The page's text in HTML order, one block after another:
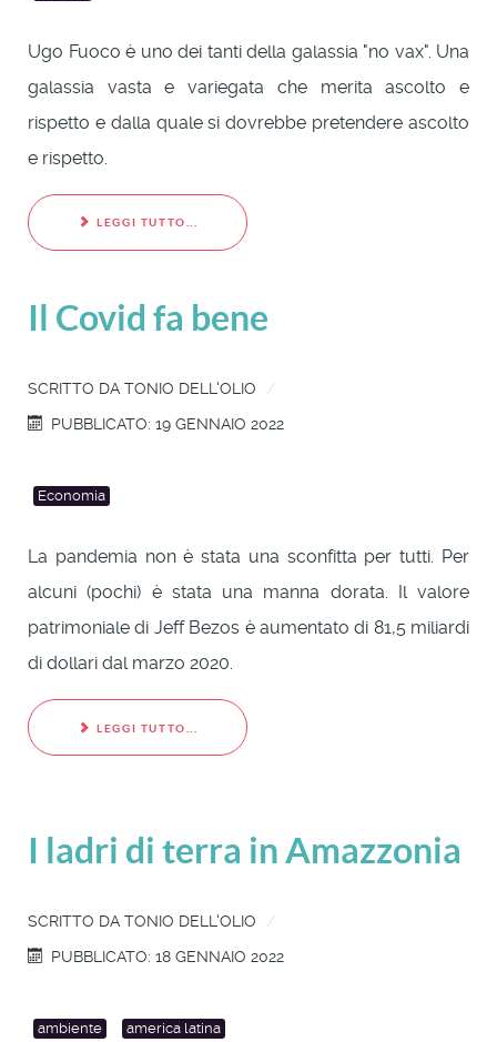
Ugo Fuoco è uno dei tanti della galassia "no vax". Una
galassia vasta e variegata che merita ascolto e
rispetto e dalla quale si dovrebbe pretendere ascolto
e rispetto.
LEGGI TUTTO...
Il Covid fa bene
SCRITTO DA TONIO DELL'OLIO
PUBBLICATO: 19 GENNAIO 2022
Economia
La pandemia non è stata una sconfitta per tutti. Per
alcuni (pochi) è stata una manna dorata. Il valore
patrimoniale di Jeff Bezos è aumentato di 81,5 miliardi
di dollari dal marzo 2020.
LEGGI TUTTO...
I ladri di terra in Amazzonia
SCRITTO DA TONIO DELL'OLIO
PUBBLICATO: 18 GENNAIO 2022
ambiente america latina